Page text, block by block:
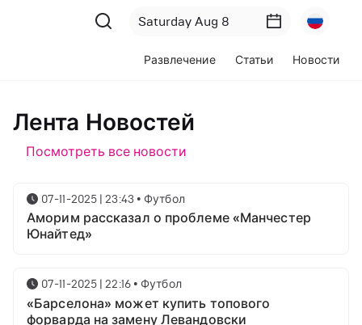
Развлечение Статьи Новости
Лента Новостей
Посмотреть все новости
07-11-2025 | 23:43 • Футбол
Аморим рассказал о проблеме «Манчестер
Юнайтед»
07-11-2025 | 22:16 • Футбол
«Барселона» может купить топового
форварда на замену Левандовски